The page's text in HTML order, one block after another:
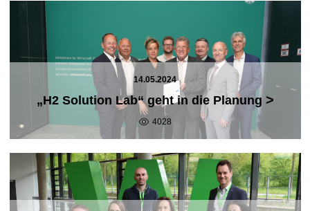
14.05.2024
„H2 Solution Lab“ geht in die Planung >
4028